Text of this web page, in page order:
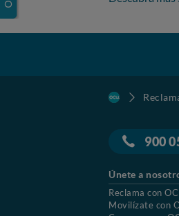
900
Únete a
Reclama con
Movilízate con